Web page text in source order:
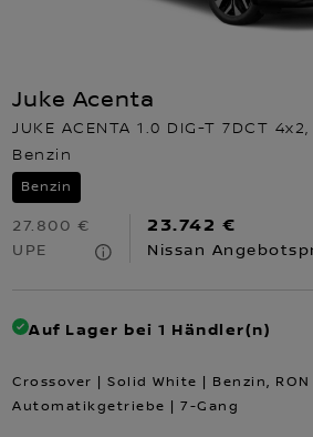
Juke Acenta
JUKE ACENTA 1.0 DIG-T 7DCT
Benzin
Benzin
27.800 €
UPE
23.742 €
Nissan
Auf Lager bei 1 Händler(n)
Crossover | Solid White | Benzin, RON
Automatikgetriebe | 7-Gang